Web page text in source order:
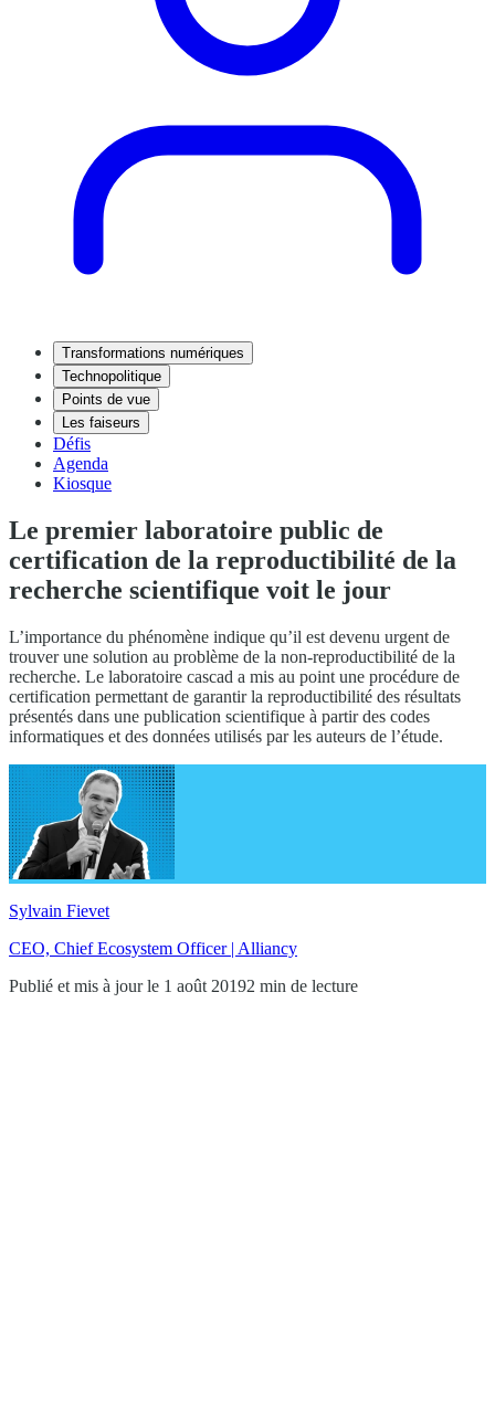
Transformations numériques
Technopolitique
Points de vue
Les faiseurs
Défis
Agenda
Kiosque
Le premier laboratoire public de
certification de la reproductibilité de la
recherche scientifique voit le jour
L’importance du phénomène indique qu’il est devenu urgent de
trouver une solution au problème de la non-reproductibilité de la
recherche. Le laboratoire cascad a mis au point une procédure de
certification permettant de garantir la reproductibilité des résultats
présentés dans une publication scientifique à partir des codes
informatiques et des données utilisés par les auteurs de l’étude.
Sylvain Fievet
CEO, Chief Ecosystem Officer | Alliancy
Publié et mis à jour le 1 août 20192 min de lecture